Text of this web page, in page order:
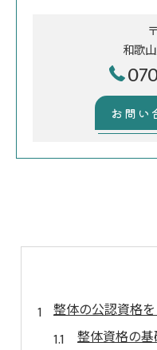
和歌
お問い
整体の公認資格
整体資格の